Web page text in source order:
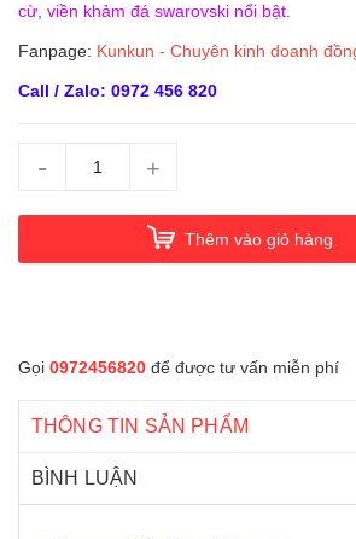
cừ, viền khảm đá swarovski nổi bật.
Fanpage: Kunkun - Chuyên kinh doanh
Call / Zalo: 0972 456 820
- +
Thêm vào giỏ hàng
Gọi 0972456820 để được tư vấn miễn phí
THÔNG TIN SẢN PHẨM
BÌNH LUẬN